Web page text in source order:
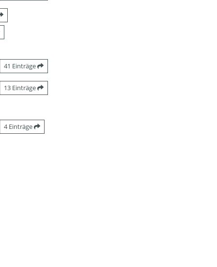
41 Einträge
13 Einträge
4 Einträge